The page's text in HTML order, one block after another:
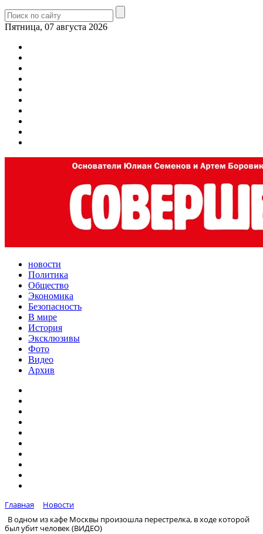
Пятница, 07 августа 2026
новости
Политика
Общество
Экономика
Безопасность
В мире
История
Эксклюзивы
Фото
Видео
Архив
Главная
Новости
В одном из кафе Москвы произошла перестрелка, в ходе которой
был убит человек (ВИДЕО)